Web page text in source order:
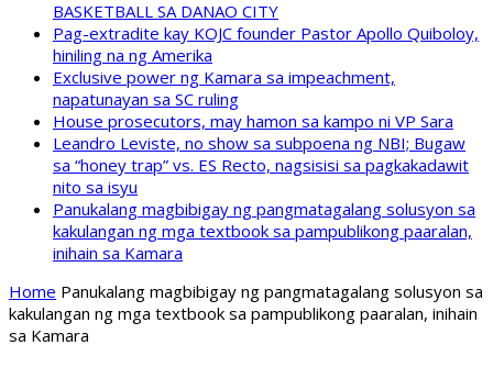
BASKETBALL SA DANAO CITY
Pag-extradite kay KOJC founder Pastor Apollo Quiboloy,
hiniling na ng Amerika
Exclusive power ng Kamara sa impeachment,
napatunayan sa SC ruling
House prosecutors, may hamon sa kampo ni VP Sara
Leandro Leviste, no show sa subpoena ng NBI; Bugaw
sa “honey trap” vs. ES Recto, nagsisisi sa pagkakadawit
nito sa isyu
Panukalang magbibigay ng pangmatagalang solusyon sa
kakulangan ng mga textbook sa pampublikong paaralan,
inihain sa Kamara
Home Panukalang magbibigay ng pangmatagalang solusyon sa
kakulangan ng mga textbook sa pampublikong paaralan, inihain
sa Kamara